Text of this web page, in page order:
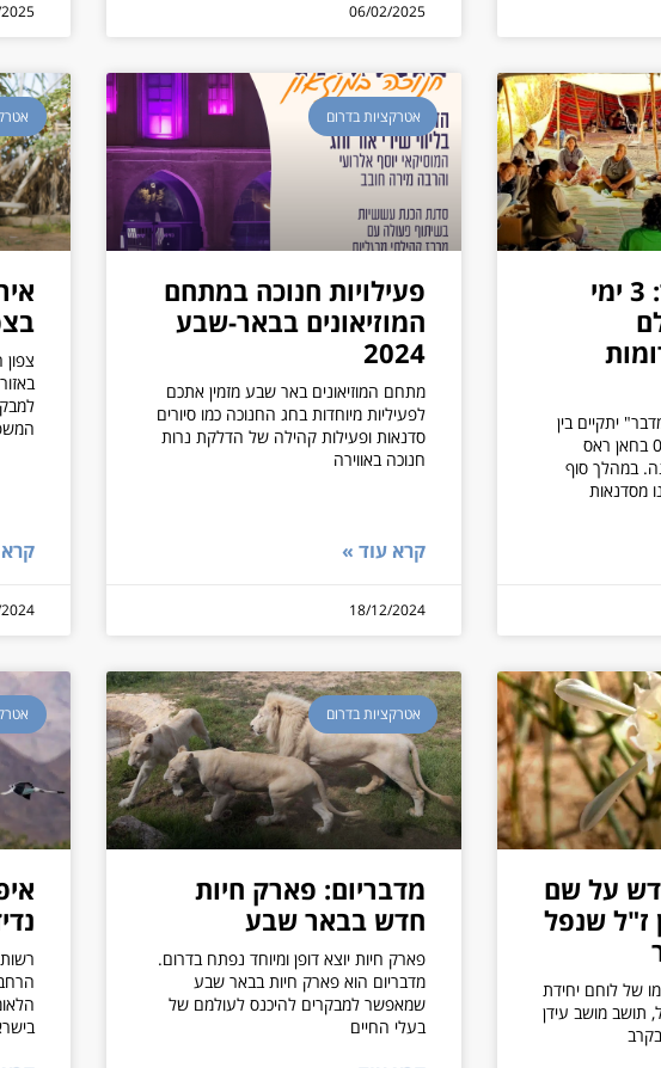
06/02/2025
מלאכות מדבר: 3 ימי
יתקיים בין
ה-30.01 ל-01.02.2025 בחאן ראס
במהלך סוף
מסדנאות
אטרקציות בדרום
פעילויות חנוכה במתחם
המוזיאונים בבאר-שבע
2024
מתחם המוזיאונים באר שבע מזמין אתכם
לפעיליות מיוחדות בחג החנוכה כמו סיורים
סדנאות ופעילות קהילה של הדלקת נרות
חנוכה באווירה
קרא עוד »
18/12/2024
על שם
ז"ל שנפל
של לוחם יחידת
תושב מושב עידן
אטרקציות בדרום
מדבריום: פארק חיות
חדש בבאר שבע
פארק חיות יוצא דופן ומיוחד נפתח בדרום.
מדבריום הוא פארק חיות בבאר שבע
שמאפשר למבקרים להיכנס לעולמם של
בעלי החיים